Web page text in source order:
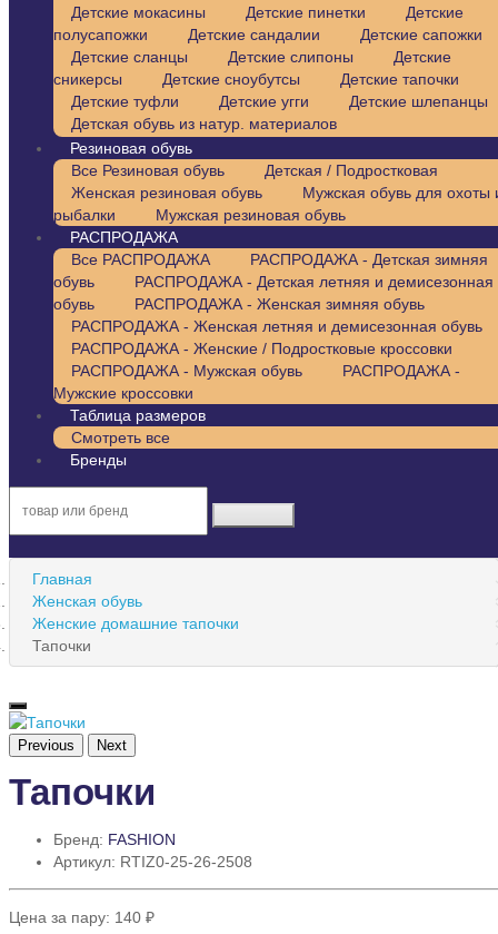
Детские мокасины
Детские пинетки
Детские
полусапожки
Детские сандалии
Детские сапожки
Детские сланцы
Детские слипоны
Детские
сникерсы
Детские сноубутсы
Детские тапочки
Детские туфли
Детские угги
Детские шлепанцы
Детская обувь из натур. материалов
Резиновая обувь
Все Резиновая обувь
Детская / Подростковая
Женская резиновая обувь
Мужская обувь для охоты
рыбалки
Мужская резиновая обувь
РАСПРОДАЖА
Все РАСПРОДАЖА
РАСПРОДАЖА - Детская зимняя
обувь
РАСПРОДАЖА - Детская летняя и демисезонная
обувь
РАСПРОДАЖА - Женская зимняя обувь
РАСПРОДАЖА - Женская летняя и демисезонная обувь
РАСПРОДАЖА - Женские / Подростковые кроссовки
РАСПРОДАЖА - Мужская обувь
РАСПРОДАЖА -
Мужские кроссовки
Таблица размеров
Смотреть все
Бренды
Главная
Женская обувь
Женские домашние тапочки
Тапочки
Previous Next
Тапочки
Бренд: FASHION
Артикул: RTIZ0-25-26-2508
Цена за пару: 140 ₽